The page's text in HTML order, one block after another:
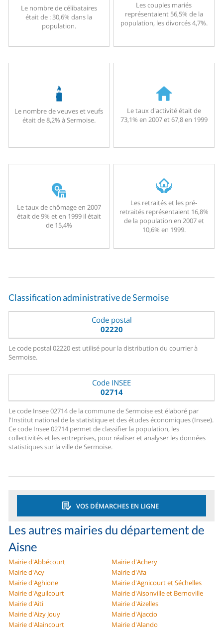
Le nombre de célibataires
était de : 30,6% dans la
population.
Les couples mariés
représentaient 56,5% de la
population, les divorcés 4,7%.
Le nombre de veuves et veufs
était de 8,2% à Sermoise.
Le taux d'activité était de
73,1% en 2007 et 67,8 en 1999
Le taux de chômage en 2007
était de 9% et en 1999 il était
de 15,4%
Les retraités et les pré-
retraités représentaient 16,8%
de la population en 2007 et
10,6% en 1999.
Classification administrative de Sermoise
Code postal
02220
Le code postal 02220 est utilisé pour la distribution du courrier à
Sermoise.
Code INSEE
02714
Le code Insee 02714 de la commune de Sermoise est élaboré par
l'Institut national de la statistique et des études économiques (Insee).
Ce code Insee 02714 permet de classifier la population, les
collectivités et les entreprises, pour réaliser et analyser les données
statistiques sur la ville de Sermoise.
VOS DÉMARCHES EN LIGNE
Les autres mairies du département de
Aisne
Mairie d'Abbécourt
Mairie d'Achery
Mairie d'Acy
Mairie d'Afa
Mairie d'Aghione
Mairie d'Agnicourt et Séchelles
Mairie d'Aguilcourt
Mairie d'Aisonville et Bernoville
Mairie d'Aiti
Mairie d'Aizelles
Mairie d'Aizy Jouy
Mairie d'Ajaccio
Mairie d'Alaincourt
Mairie d'Alando